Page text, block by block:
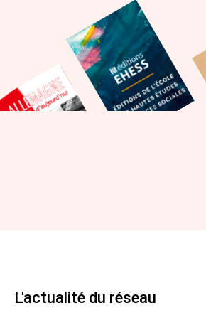
L'actualité du réseau